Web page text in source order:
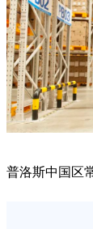
普洛斯中国区